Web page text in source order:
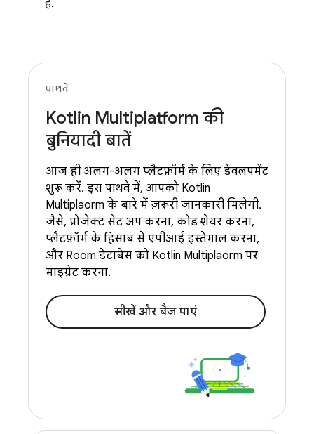
हैं.
पाथवे
Kotlin Multiplatform की
बुनियादी बातें
आज ही अलग-अलग प्लैटफ़ॉर्म के लिए डेवलपमेंट
शुरू करें. इस पाथवे में, आपको Kotlin
Multiplatform के बारे में ज़रूरी जानकारी मिलेगी.
जैसे, प्रोजेक्ट सेट अप करना, कोड शेयर करना,
प्लैटफ़ॉर्म के हिसाब से एपीआई इस्तेमाल करना,
और Room डेटाबेस को Kotlin Multiplatform पर
माइग्रेट करना.
सीखें और बैज पाएं